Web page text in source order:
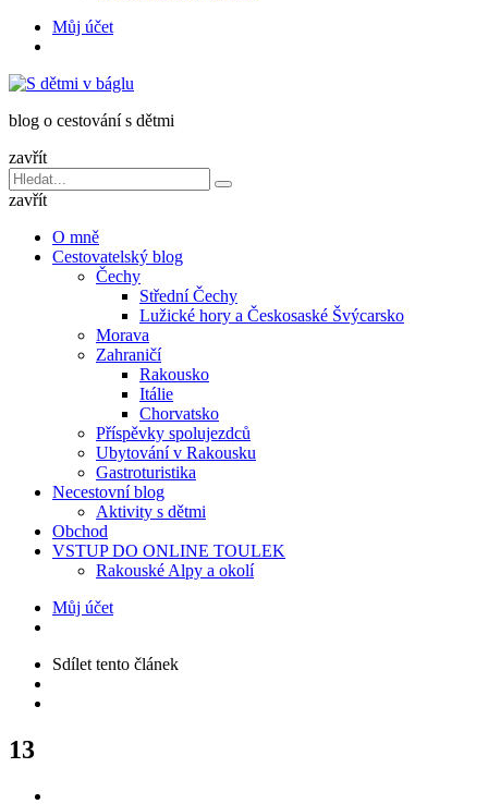
HledatMůj účet
v
blog o cestování s dětmi
zavřít
Vyhledávání
pro:
Hledat
zavřít
O mně
Cestovatelský blog
Čechy
Střední Čechy
Lužické hory a Českosaské Švýcarsko
Morava
Zahraničí
Rakousko
Itálie
Chorvatsko
Příspěvky spolujezdců
Ubytování v Rakousku
Gastroturistika
Necestovní blog
Aktivity s dětmi
Obchod
VSTUP DO ONLINE TOULEK
Rakouské Alpy a okolí
Můj účet
Sdílet tento článek
13